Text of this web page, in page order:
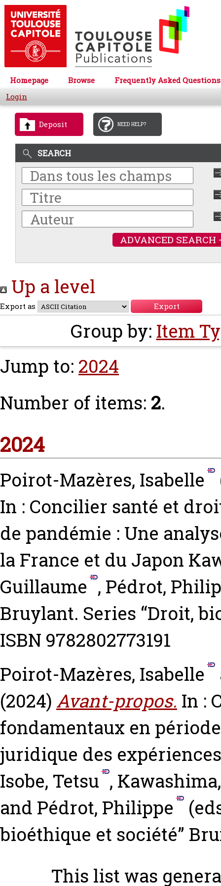
Homepage Browse
Frequently Asked Questions
Login
Deposit NEED HELP?
SEARCH
ADVANCED SEARCH
Up a level
Export as
Group by: Item
Jump to: 2024
Number of items: 2.
2024
Poirot-Mazères, Isabelle
In : Concilier santé et
de pandémie : Une
la France et du Japon
Guillaume , Pédrot,
Bruylant. Series “Droit,
ISBN 9782802773191
Poirot-Mazères, Isabelle
(2024) Avant-propos. In :
fondamentaux en
juridique des
Isobe, Tetsu ,
and Pédrot, Philippe
bioéthique et société”
This list was